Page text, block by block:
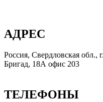
АДРЕС
Россия, Свердловская обл.,
Бригад, 18А офис 203
ТЕЛЕФОНЫ